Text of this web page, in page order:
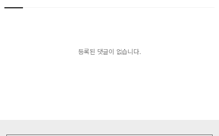
등록된 댓글이 없습니다.